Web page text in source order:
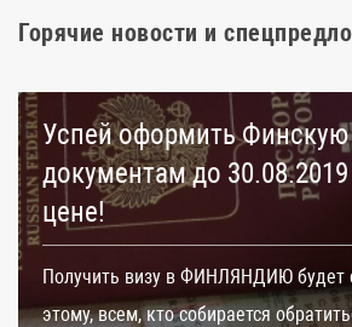
Горячие новости и
Успей оформить Финскую
документам до
цене!
Получить визу в ФИНЛЯНДИЮ будет
этому, всем, кто собирается